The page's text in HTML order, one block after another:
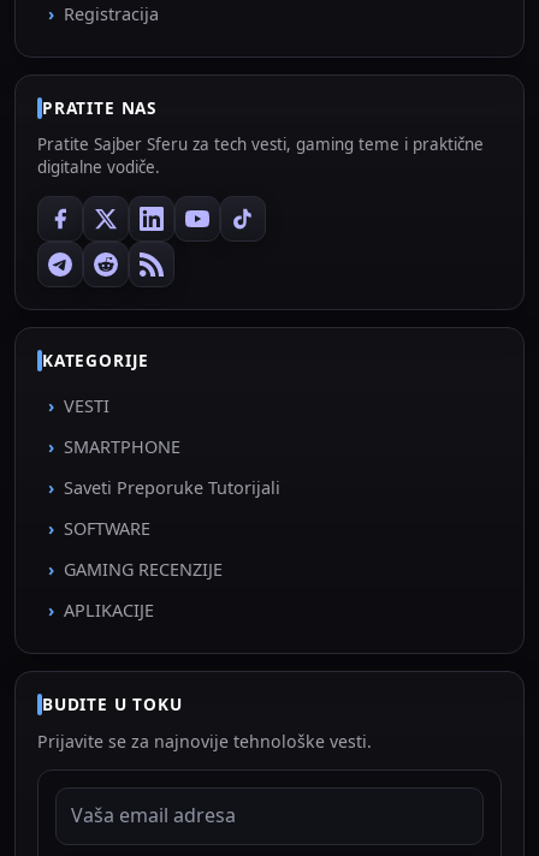
Registracija
PRATITE NAS
Pratite Sajber Sferu za tech vesti, gaming teme i praktične
digitalne vodiče.
KATEGORIJE
VESTI
SMARTPHONE
Saveti Preporuke Tutorijali
SOFTWARE
GAMING RECENZIJE
APLIKACIJE
BUDITE U TOKU
Prijavite se za najnovije tehnološke vesti.
EMAIL ADRESA